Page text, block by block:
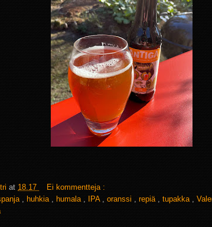
at 18.17
Ei kommentteja :
huhkia humala IPA oranssi repiä tupakka